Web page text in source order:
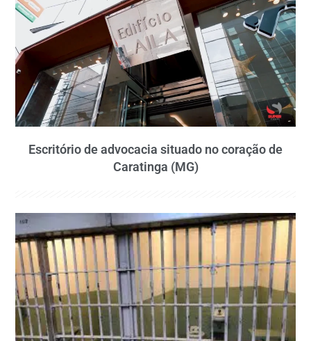
Escritório de advocacia situado no coração de
Caratinga (MG)